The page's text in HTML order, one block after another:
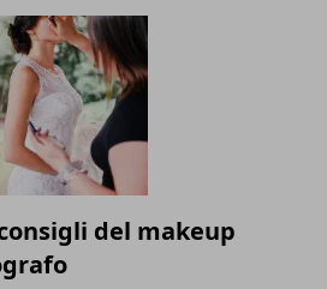
del makeup